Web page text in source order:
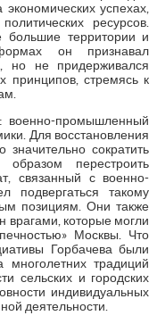
успехах,
ресурсов.
большие территории и
он признавал
но не придерживался
принципов, стремясь к
военно-промышленный
Для восстановления
сократить
перестроить
связанный с военно-
подвергаться такому
позициям. Они также
врагами, которые могли
Москвы. Что
Горбачева были
многолетних традиций
сельских и городских
индивидуальных
деятельности.